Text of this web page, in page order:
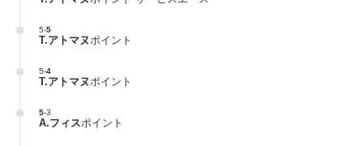
5-5
T.アトマヌポイント
5-4
T.アトマヌポイント
5-3
A.フィスポイント